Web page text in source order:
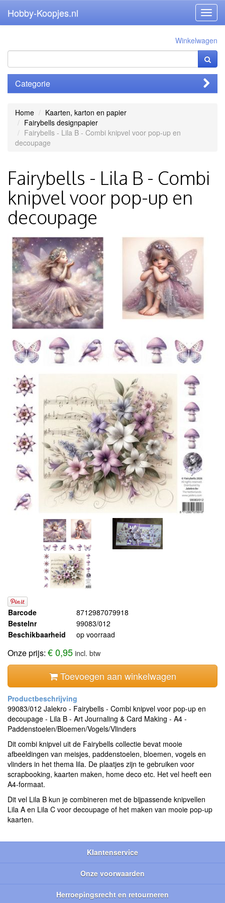
Hobby-Koopjes.nl
Winkelwagen
Categorie
Home
Kaarten, karton en papier
Fairybells designpapier
Fairybells - Lila B - Combi knipvel voor pop-up en
decoupage
Fairybells - Lila B - Combi
knipvel voor pop-up en
decoupage
Barcode
8712987079918
Bestelnr
99083/012
Beschikbaarheid
op voorraad
Onze prijs: € 0,95incl. btw
Toevoegen aan winkelwagen
99083/012 Jalekro - Fairybells - Combi knipvel voor pop-up en
decoupage - Lila B - Art Journaling & Card Making - A4 -
Paddenstoelen/Bloemen/Vogels/Vlinders
Dit combi knipvel uit de Fairybells collectie bevat mooie
afbeeldingen van meisjes, paddenstoelen, bloemen, vogels en
vlinders in het thema lila. De plaatjes zijn te gebruiken voor
scrapbooking, kaarten maken, home deco etc. Het vel heeft een
A4-formaat.
Dit vel Lila B kun je combineren met de bijpassende knipvellen
Lila A en Lila C voor decoupage of het maken van mooie pop-up
kaarten.
Klantenservice
Onze voorwaarden
Herroepingsrecht en retourneren